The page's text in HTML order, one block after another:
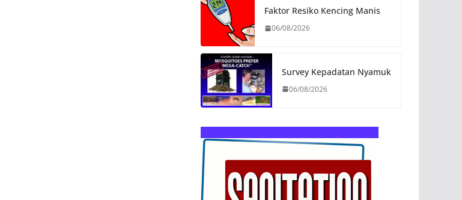
Faktor Resiko Kencing Manis
06/08/2026
Survey Kepadatan Nyamuk
06/08/2026